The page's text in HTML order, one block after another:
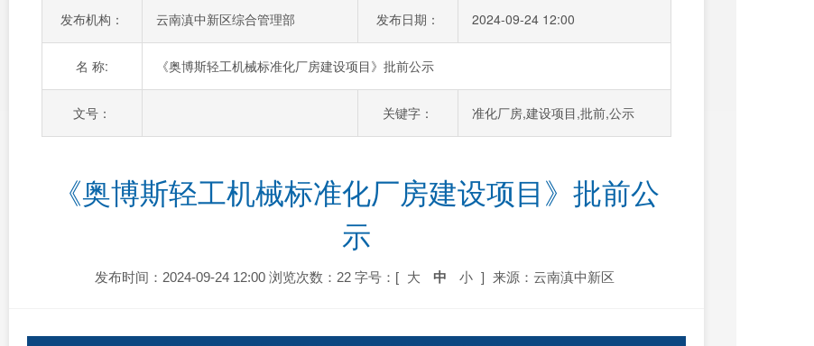
发布机构： 云南滇中新区综合管理部 发布日期： 2024-09-24 12:00
名 称: 《奥博斯轻工机械标准化厂房建设项目》批前公示
文号： 关键字： 准化厂房,建设项目,批前,公示
《奥博斯轻工机械标准化厂房建设项目》批前公
示
发布时间：2024-09-24 12:00 浏览次数：22 字号：[ 大 中 小 ] 来源：云南滇中新区